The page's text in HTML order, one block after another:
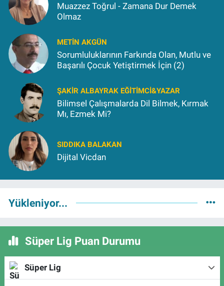
Muazzez Toğrul - Zamana Dur Demek
Olmaz
METIN AKGÜN
Sorumluluklarının Farkında Olan, Mutlu ve
Başarılı Çocuk Yetiştirmek İçin (2)
ŞAKIR ALBAYRAK EĞITIMCI&YAZAR
Bilimsel Çalışmalarda Dil Bilmek, Kırmak
Mı, Ezmek Mi?
SIDDIKA BALAKAN
Dijital Vicdan
Yükleniyor...
Süper Lig Puan Durumu
Süper Lig